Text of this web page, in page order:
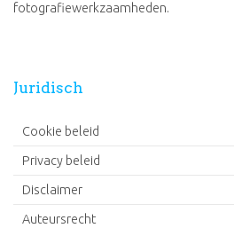
fotografiewerkzaamheden.
Juridisch
Cookie beleid
Privacy beleid
Disclaimer
Auteursrecht